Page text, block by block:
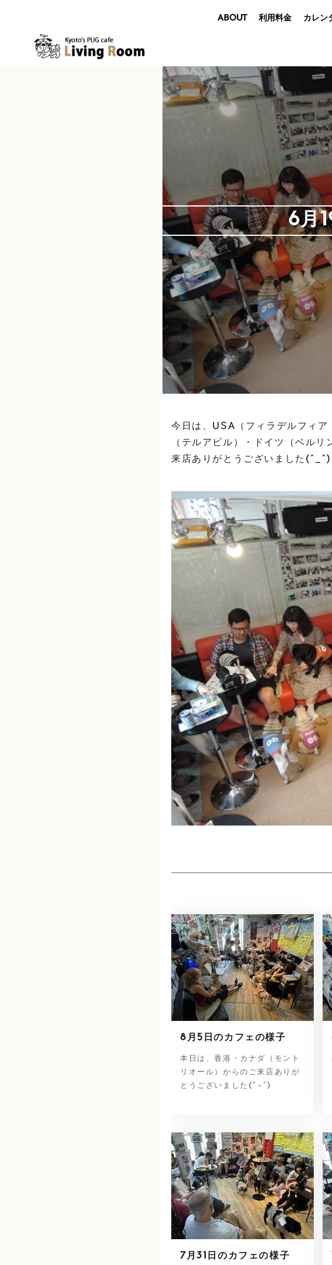
ABOUT 利用料金 カレン
6月
今日は、USA（フィラデルフィ
（テルアビル）・ドイツ（ベル
来店ありがとうございました(^_^)
8月5日のカフェの様子
本日は、香港・カナダ（モント
リオール）からのご来店ありが
とうございました(^-^)
7月31日のカフェの様子